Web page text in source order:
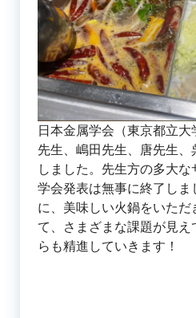
日本金属学会（東京都立
先生、嶋田先生、唐先生
しました。先生方の多大な
学会発表は無事に終了し
に、美味しい火鍋をいた
て、さまざまな課題が見
らも精進していきます！